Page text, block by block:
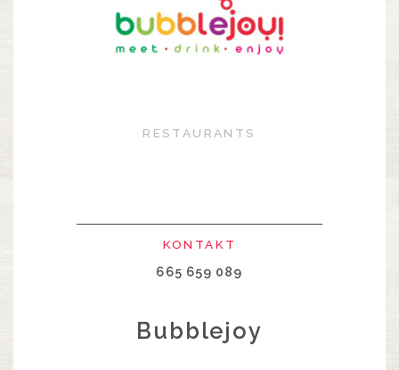
RESTAURANTS
KONTAKT
665 659 089
Bubblejoy